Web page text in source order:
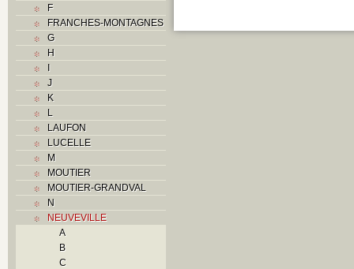
F
FRANCHES-MONTAGNES
G
H
I
J
K
L
LAUFON
LUCELLE
M
MOUTIER
MOUTIER-GRANDVAL
N
NEUVEVILLE
A
B
C